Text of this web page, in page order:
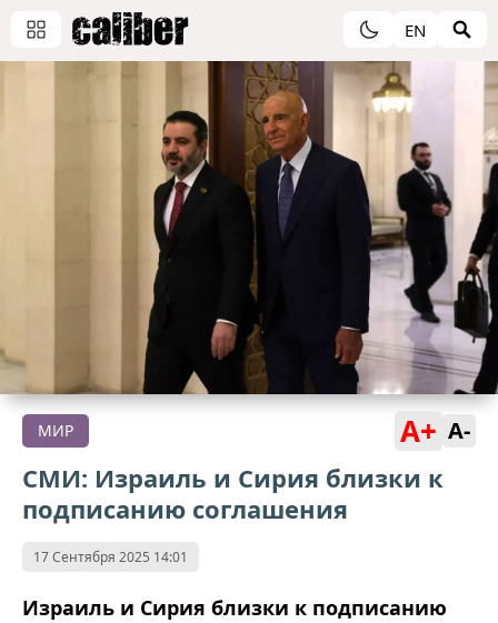
EN
МИР A+ A-
СМИ: Израиль и Сирия близки к
подписанию соглашения
17 Сентября 2025 14:01
Израиль и Сирия близки к подписанию